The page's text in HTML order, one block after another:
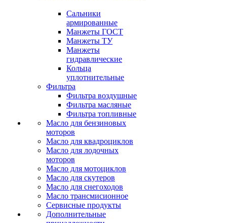
Сальники
армированные
Манжеты ГОСТ
Манжеты ТУ
Манжеты
гидравлические
Кольца
уплотнительные
Фильтра
Фильтра воздушные
Фильтра масляные
Фильтра топливные
Масло для бензиновых
моторов
Масло для квадроциклов
Масло для лодочных
моторов
Масло для мотоциклов
Масло для скутеров
Масло для снегоходов
Масло трансмисионное
Сервисные продукты
Дополнительные